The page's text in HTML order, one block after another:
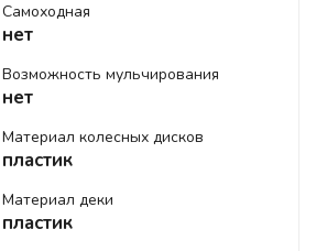
Самоходная
нет
Возможность мульчирования
нет
Материал колесных дисков
пластик
Материал деки
пластик